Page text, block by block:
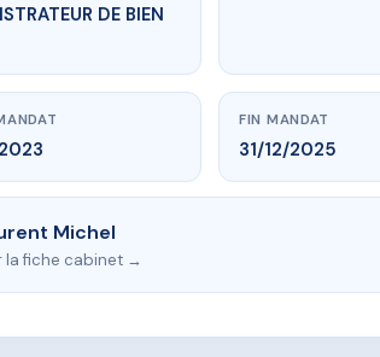
DE BIEN
FIN MANDAT
31/12/2025
Michel
la fiche cabinet →